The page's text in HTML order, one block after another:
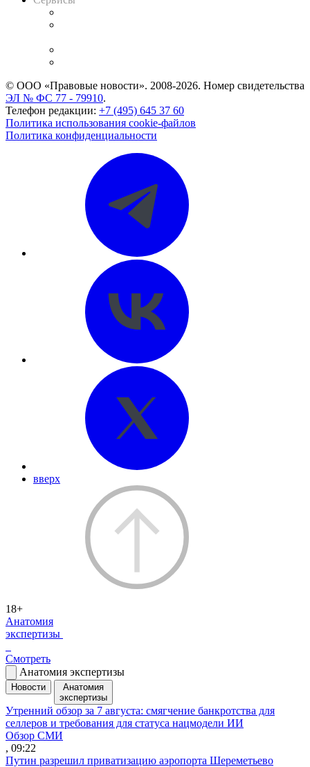
© ООО «Правовые новости». 2008-2026. Номер свидетельства
ЭЛ № ФС 77 - 79910.
Телефон редакции: +7 (495) 645 37 60
Политика использования cookie-файлов
Политика конфиденциальности
вверх
18+
Анатомия
экспертизы
Смотреть
Анатомия экспертизы
Новости
Анатомия
экспертизы
Утренний обзор за 7 августа: смягчение банкротства для
селлеров и требования для статуса нацмодели ИИ
Обзор СМИ
, 09:22
Путин разрешил приватизацию аэропорта Шереметьево